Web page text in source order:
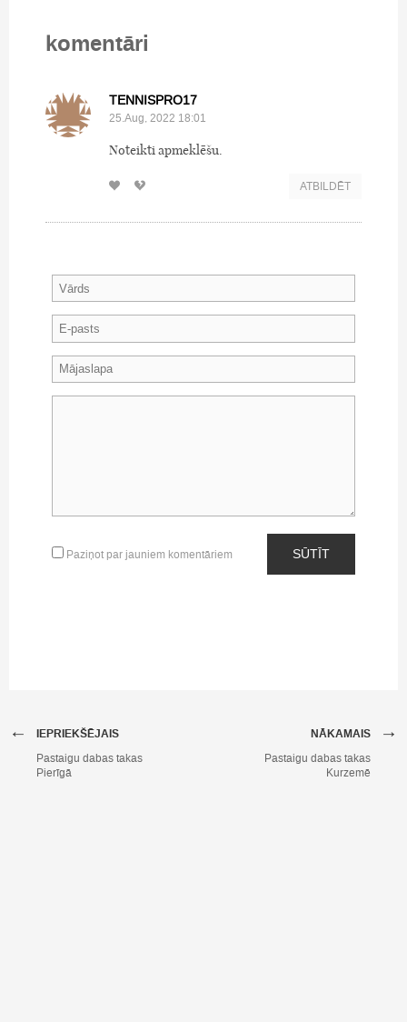
komentāri
TENNISPRO17
25.Aug, 2022 18:01
Noteikti apmeklēšu.
ATBILDĒT
Paziņot par jauniem komentāriem SŪTĪT
IEPRIEKŠĒJAIS
←
Pastaigu dabas takas
Pierīgā
NĀKAMAIS →
Pastaigu dabas takas
Kurzemē